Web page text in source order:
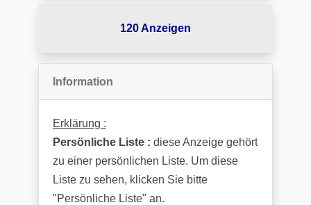
120 Anzeigen
Information
Erklärung :
Persönliche Liste : diese Anzeige gehört
zu einer persönlichen Liste. Um diese
Liste zu sehen, klicken Sie bitte
"Persönliche Liste" an.